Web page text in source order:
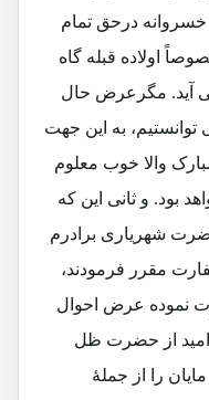
درحق تمام
اولاده قبله گاه
آید. مگرعرض حال
به این جهت
والا خوب معلوم
بود. و ثانی این که
شهریاری برادرم
مقرر فرمودند،
نموده عرض احوال
امید از حضرت ظل
را از جملۀ